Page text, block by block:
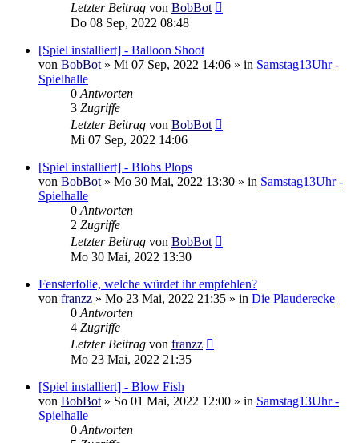
Letzter Beitrag von BobBot
Do 08 Sep, 2022 08:48
[Spiel installiert] - Balloon Shoot
von BobBot» Mi 07 Sep, 2022 14:06 » in Samstag13Uhr -
Spielhalle
0Antworten
3 Zugriffe
Letzter Beitrag von BobBot
Mi 07 Sep, 2022 14:06
[Spiel installiert] - Blobs Plops
von BobBot» Mo 30 Mai, 2022 13:30 » in Samstag13Uhr -
Spielhalle
0Antworten
2 Zugriffe
Letzter Beitrag von BobBot
Mo 30 Mai, 2022 13:30
Fensterfolie, welche würdet ihr empfehlen?
von franzz » Mo 23 Mai, 2022 21:35 » in Die Plauderecke
0Antworten
4 Zugriffe
Letzter Beitrag von franzz
Mo 23 Mai, 2022 21:35
[Spiel installiert] - Blow Fish
von BobBot» So 01 Mai, 2022 12:00 » in Samstag13Uhr -
Spielhalle
0Antworten